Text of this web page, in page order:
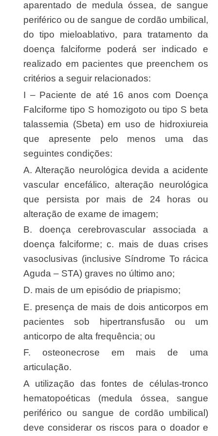
aparentado de medula óssea, de sangue
periférico ou de sangue de cordão umbilical,
do tipo mieloablativo, para tratamento da
doença falciforme poderá ser indicado e
realizado em pacientes que preenchem os
critérios a seguir relacionados:
I – Paciente de até 16 anos com Doença
Falciforme tipo S homozigoto ou tipo S beta
talassemia (Sbeta) em uso de hidroxiureia
que apresente pelo menos uma das
seguintes condições:
a. Alteração neurológica devida a acidente
vascular encefálico, alteração neurológica
que persista por mais de 24 horas ou
alteração de exame de imagem;
b. doença cerebrovascular associada a
doença falciforme; c. mais de duas crises
vasoclusivas (inclusive Síndrome To rácica
Aguda – STA) graves no último ano;
d. mais de um episódio de priapismo;
e. presença de mais de dois anticorpos em
pacientes sob hipertransfusão ou um
anticorpo de alta frequência; ou
f. osteonecrose em mais de uma
articulação.
A utilização das fontes de células-tronco
hematopoéticas (medula óssea, sangue
periférico ou sangue de cordão umbilical)
deve considerar os riscos para o doador e